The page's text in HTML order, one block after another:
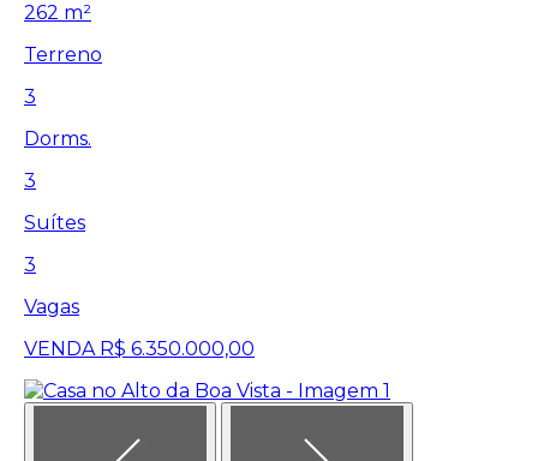
262 m²
Terreno
3
Dorms.
3
Suítes
3
Vagas
VENDA R$ 6.350.000,00